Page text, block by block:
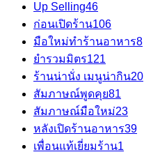
Up Selling46
ก่อนเปิดร้าน106
มือใหม่ทำร้านอาหาร8
ยำรวมมิตร121
ร้านน่านั่ง เมนูน่ากิน20
สัมภาษณ์พูดคุย81
สัมภาษณ์มือใหม่23
หลังเปิดร้านอาหาร39
เพื่อนแท้เยี่ยมร้าน1